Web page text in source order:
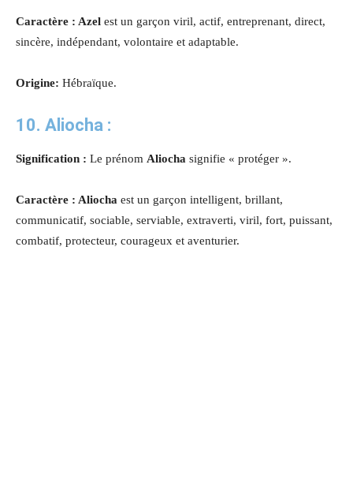
Caractère : Azel est un garçon viril, actif, entreprenant, direct,
sincère, indépendant, volontaire et adaptable.
Origine: Hébraïque.
10. Aliocha :
Signification : Le prénom Aliocha signifie « protéger ».
Caractère : Aliocha est un garçon intelligent, brillant,
communicatif, sociable, serviable, extraverti, viril, fort, puissant,
combatif, protecteur, courageux et aventurier.